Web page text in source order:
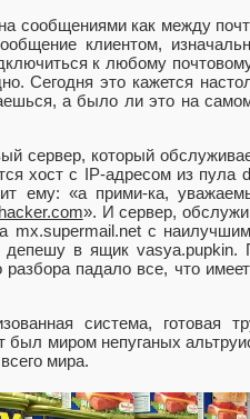
сообщениями как между
клиентом,
к любому
Сегодня это кажется
а было ли это на
сервер, который
хост с IP-адресом из пула
ему: «а прими-ка,
». И сервер,
mx.supermail.net с
депешу в ящик vasya.pupkin.
разбора падало все, что
система, готовая
был миром непуганых
мира.